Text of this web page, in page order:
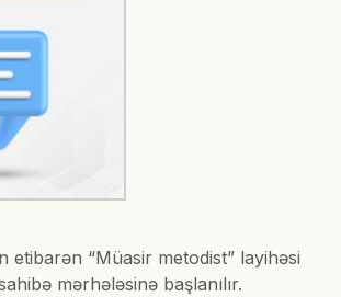
etibarən “Müasir metodist” layihəsi
mərhələsinə başlanılır.